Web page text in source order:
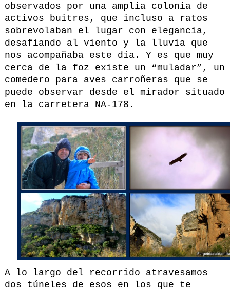
observados por una amplia colonia de
activos buitres, que incluso a ratos
sobrevolaban el lugar con elegancia,
desafiando al viento y la lluvia que
nos acompañaba este día. Y es que muy
cerca de la foz existe un “muladar”, un
comedero para aves carroñeras que se
puede observar desde el mirador situado
en la carretera NA-178.
A lo largo del recorrido atravesamos
dos túneles de esos en los que te